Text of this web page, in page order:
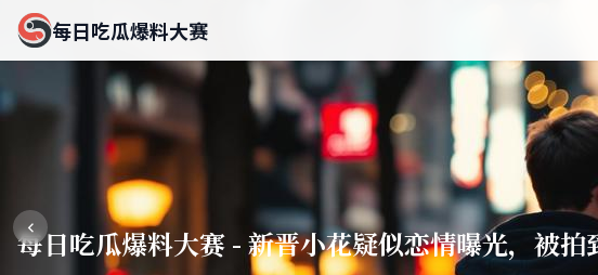
每日吃瓜爆料大赛
每日吃瓜爆料大赛 - 新晋小花疑似恋情曝光，被拍